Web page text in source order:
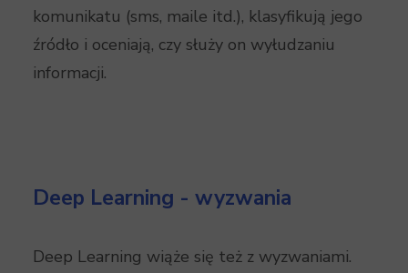
komunikatu (sms, maile itd.), klasyfikują jego
źródło i oceniają, czy służy on wyłudzaniu
informacji.
Deep Learning - wyzwania
Deep Learning wiąże się też z wyzwaniami.